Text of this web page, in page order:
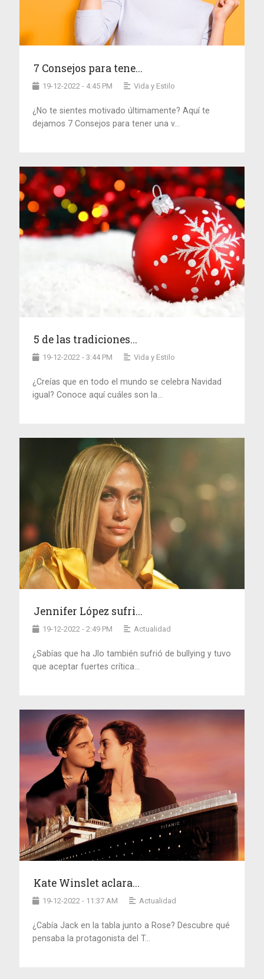
7 Consejos para tene...
19-12-2022 - 4:45 PM Vida y Estilo
¿No te sientes motivado últimamente? Aquí te
dejamos 7 Consejos para tener una v...
5 de las tradiciones...
19-12-2022 - 3:44 PM Vida y Estilo
¿Creías que en todo el mundo se celebra Navidad
igual? Conoce aquí cuáles son la...
Jennifer López sufri...
19-12-2022 - 2:49 PM Actualidad
¿Sabías que ha Jlo también sufrió de bullying y tuvo
que aceptar fuertes crítica...
Kate Winslet aclara...
19-12-2022 - 11:37 AM Actualidad
¿Cabía Jack en la tabla junto a Rose? Descubre qué
pensaba la protagonista del T...